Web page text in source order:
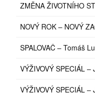
ZMĚNA ŽIVOTNÍHO
NOVÝ ROK – NOVÝ
SPALOVAČ – Tomáš
VÝŽIVOVÝ SPECIÁL –
VÝŽIVOVÝ SPECIÁL –